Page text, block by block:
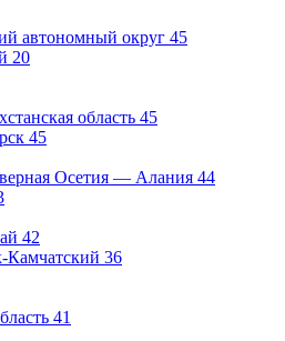
автономный округ 45
20
область 45
45
Осетия — Алания 44
42
Камчатский 36
41